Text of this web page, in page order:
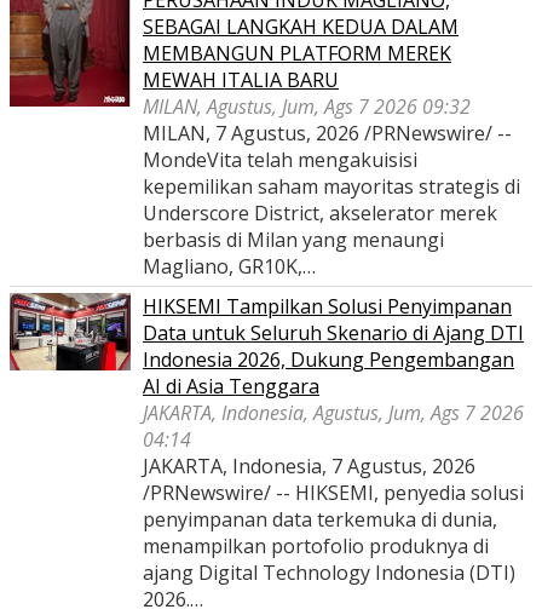
SEBAGAI LANGKAH KEDUA DALAM
MEMBANGUN PLATFORM MEREK
MEWAH ITALIA BARU
MILAN, Agustus, Jum, Ags 7 2026 09:32
MILAN, 7 Agustus, 2026 /PRNewswire/ --
MondeVita telah mengakuisisi
kepemilikan saham mayoritas strategis di
Underscore District, akselerator merek
berbasis di Milan yang menaungi
Magliano, GR10K,…
HIKSEMI Tampilkan Solusi Penyimpanan
Data untuk Seluruh Skenario di Ajang DTI
Indonesia 2026, Dukung Pengembangan
AI di Asia Tenggara
JAKARTA, Indonesia, Agustus, Jum, Ags 7 2026
04:14
JAKARTA, Indonesia, 7 Agustus, 2026
/PRNewswire/ -- HIKSEMI, penyedia solusi
penyimpanan data terkemuka di dunia,
menampilkan portofolio produknya di
ajang Digital Technology Indonesia (DTI)
2026.…